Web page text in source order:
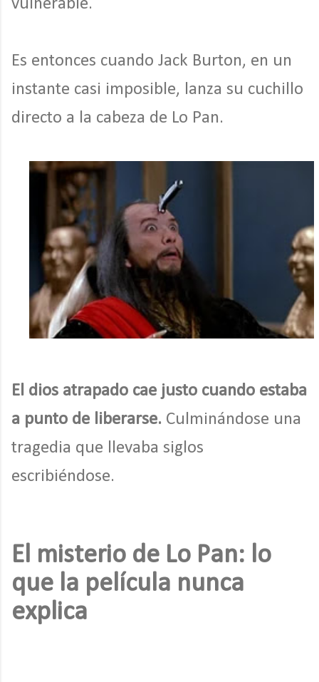
vulnerable.
Es entonces cuando Jack Burton, en un
instante casi imposible, lanza su cuchillo
directo a la cabeza de Lo Pan.
El dios atrapado cae justo cuando estaba
a punto de liberarse. Culminándose una
tragedia que llevaba siglos
escribiéndose.
El misterio de Lo Pan: lo
que la película nunca
explica